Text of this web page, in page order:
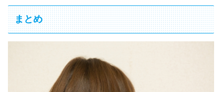
まとめ